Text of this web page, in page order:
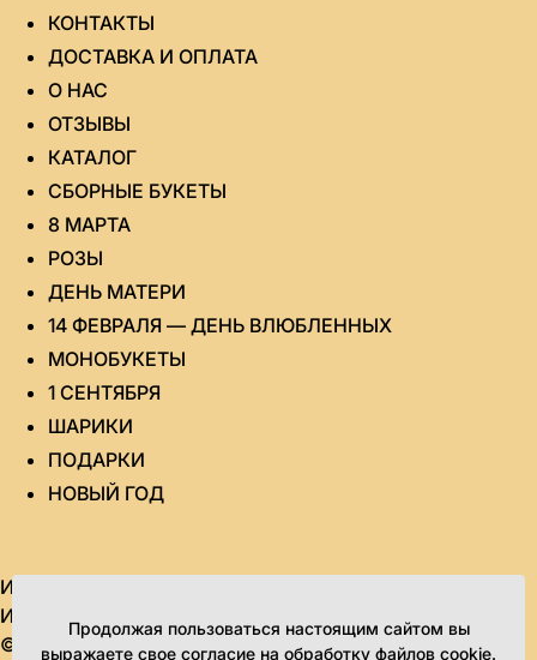
КОНТАКТЫ
ДОСТАВКА И ОПЛАТА
О НАС
ОТЗЫВЫ
КАТАЛОГ
СБОРНЫЕ БУКЕТЫ
8 МАРТА
РОЗЫ
ДЕНЬ МАТЕРИ
14 ФЕВРАЛЯ — ДЕНЬ ВЛЮБЛЕННЫХ
МОНОБУКЕТЫ
1 СЕНТЯБРЯ
ШАРИКИ
ПОДАРКИ
НОВЫЙ ГОД
ИП Яровикова Татьяна Юрьевна
ИНН 434580995851 ОГРН 315435000020964
© 2010-2026. Все права защищены.
Продолжая пользоваться настоящим сайтом вы
выражаете свое согласие на обработку файлов cookie.